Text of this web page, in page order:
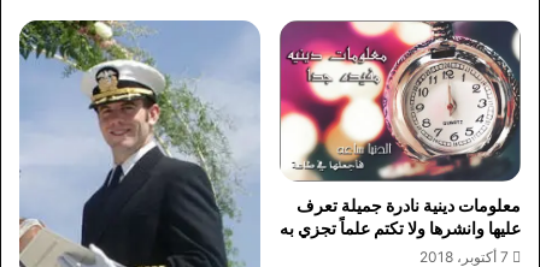
معلومات دينية نادرة جميلة تعرف
عليها وانشرها ولا تكتم علماً تجزي به
7 أكتوبر، 2018